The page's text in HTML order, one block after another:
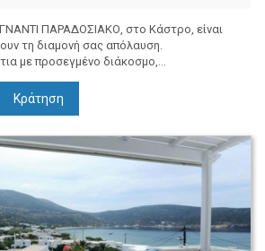
ΠΑΡΑΔΟΣΙΑΚΟ, στο Κάστρο, είναι
τη διαμονή σας απόλαυση.
με προσεγμένο διάκοσμο,...
Κράτηση